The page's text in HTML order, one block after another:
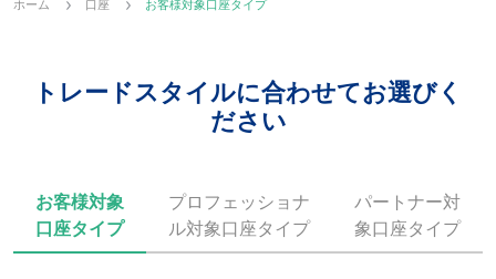
ホーム 口座 お客様対象口座タイプ
トレードスタイルに合わせてお選びく
ださい
お客様対象
口座タイプ
プロフェッショナ
ル対象口座タイプ
パートナー対
象口座タイプ